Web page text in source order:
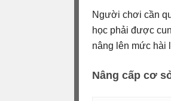
Người chơi cần
học phải được
nâng lên mức hài
Nâng cấp cơ